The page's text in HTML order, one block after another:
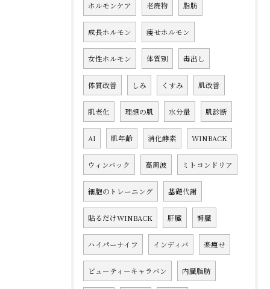
ホルモンケア 老廃物 脂肪
成長ホルモン 痩せホルモン
女性ホルモン 体質別 毒出し
体質改善 しみ くすみ 肌改善
肌老化 理想の肌 水分量 肌診断
AI 肌年齢 消化酵素 WINBACK
ウィンバック 高周波 ミトコンドリア
細胞のトレーニング 基礎代謝
貼るだけWINBACK 肝臓 腎臓
ハイパーナイフ インディバ 楽痩せ
ビューティーキャラバン 内臓脂肪